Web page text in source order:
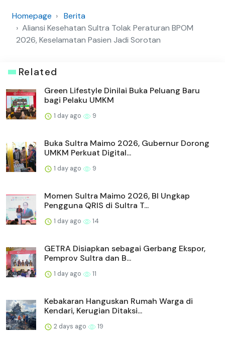
Homepage
Berita
Aliansi Kesehatan Sultra Tolak Peraturan BPOM
2026, Keselamatan Pasien Jadi Sorotan
Related
Green Lifestyle Dinilai Buka Peluang Baru
bagi Pelaku UMKM
1 day ago 9
Buka Sultra Maimo 2026, Gubernur Dorong
UMKM Perkuat Digital...
1 day ago 9
Momen Sultra Maimo 2026, BI Ungkap
Pengguna QRIS di Sultra T...
1 day ago 14
GETRA Disiapkan sebagai Gerbang Ekspor,
Pemprov Sultra dan B...
1 day ago 11
Kebakaran Hanguskan Rumah Warga di
Kendari, Kerugian Ditaksi...
2 days ago 19